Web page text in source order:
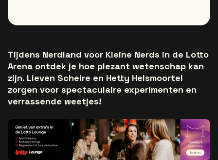
Tijdens Nerdland voor Kleine Nerds in de Lotto
Arena ontdek je hoe plezant wetenschap kan
zijn. Lieven Scheire en Hetty Helsmoortel
zorgen voor spectaculaire experimenten en
verrassende weetjes!